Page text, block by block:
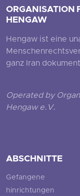
ORGANISATION
HENGAW
Hengaw ist eine
ganz Iran
Operated by
Hengaw e.V.
ABSCHNITTE
Gefangene
hinrichtungen